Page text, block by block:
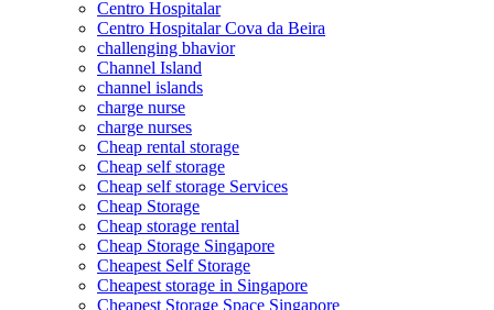
Centro Hospitalar
Centro Hospitalar Cova da Beira
challenging bhavior
Channel Island
channel islands
charge nurse
charge nurses
Cheap rental storage
Cheap self storage
Cheap self storage Services
Cheap Storage
Cheap storage rental
Cheap Storage Singapore
Cheapest Self Storage
Cheapest storage in Singapore
Cheapest Storage Space Singapore